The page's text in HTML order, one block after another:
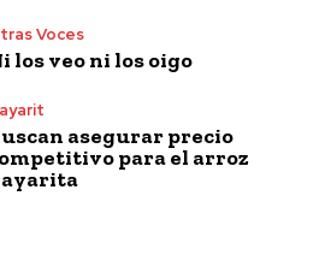
Voces
los veo ni los oigo
asegurar precio
para el arroz